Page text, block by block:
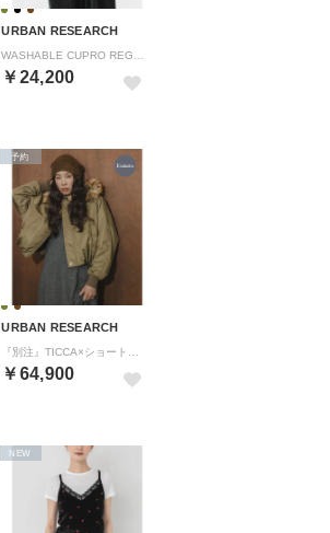
URBAN RESEARCH
￥24,200
URBAN RESEARCH
￥64,900
予約
NEW